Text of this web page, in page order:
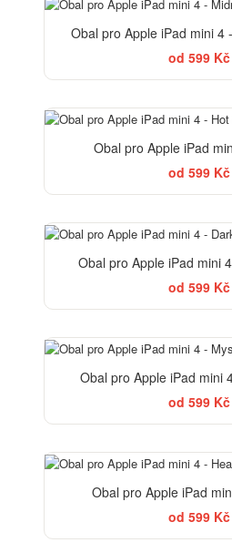
Obal pro Apple iPad mini 4
od 599 Kč
Obal pro Apple iPad
od 599 Kč
Obal pro Apple iPad mini
od 599 Kč
Obal pro Apple iPad mini
od 599 Kč
Obal pro Apple iPad
od 599 Kč